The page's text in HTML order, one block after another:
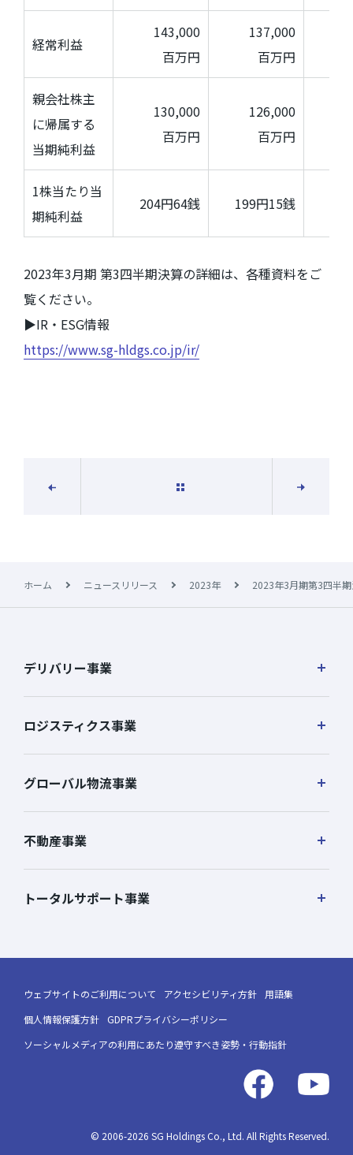
経常利益
143,000
百万円
137,000
百万円
親会社株主
に帰属する
当期純利益
130,000
百万円
126,000
百万円
1株当たり当
期純利益
204円64銭 199円15銭
2023年3月期 第3四半期決算の詳細は、各種資料をご
覧ください。
▶IR・ ESG情報
https://www.sg-hldgs.co.jp/ir/
前の記事
一覧に戻る 次の記事
ホーム ニュースリリース 2023年 2023年3月期第3四半
デリバリー事業
ロジスティクス事業
グローバル物流事業
不動産事業
トータルサポート事業
ウェブサイトのご利用について アクセシビリティ方針
用語集
個人情報保護方針
GDPRプライバシーポリシー
ソーシャルメディアの利用にあたり遵守すべき姿勢・行動指針
© 2006-2026 SG Holdings Co., Ltd. All Rights Reserved.